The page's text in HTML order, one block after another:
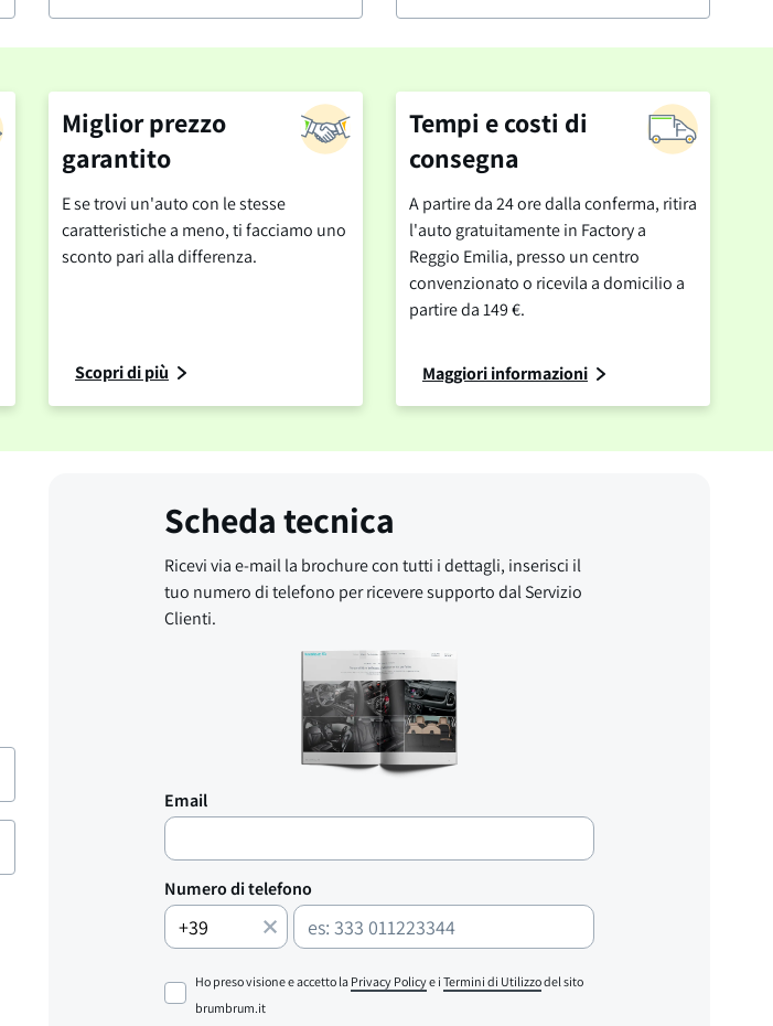
Miglior prezzo
garantito
E se trovi un'auto con le stesse
caratteristiche a meno, ti facciamo uno
sconto pari alla differenza.
Scopri di più
Tempi e costi di
consegna
A partire da 24 ore dalla conferma, ritira
l'auto gratuitamente in Factory a
Reggio Emilia, presso un centro
convenzionato o ricevila a domicilio a
partire da 149 €.
Maggiori informazioni
Scheda tecnica
Ricevi via e-mail la brochure con tutti i dettagli, inserisci il
tuo numero di telefono per ricevere supporto dal Servizio
Clienti.
Email
Numero di telefono
Ho preso visione e accetto la Privacy Policye i Termini di Utilizzodel sito
brumbrum.it